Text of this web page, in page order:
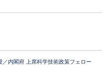
／内閣府 上席科学技術政策フェロー